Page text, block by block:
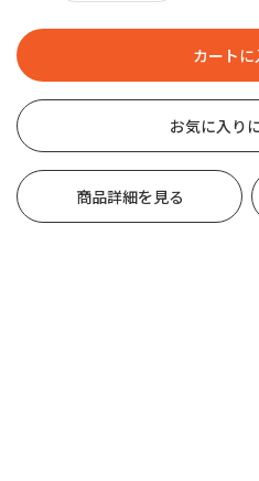
お気に入り
商品詳細を見る